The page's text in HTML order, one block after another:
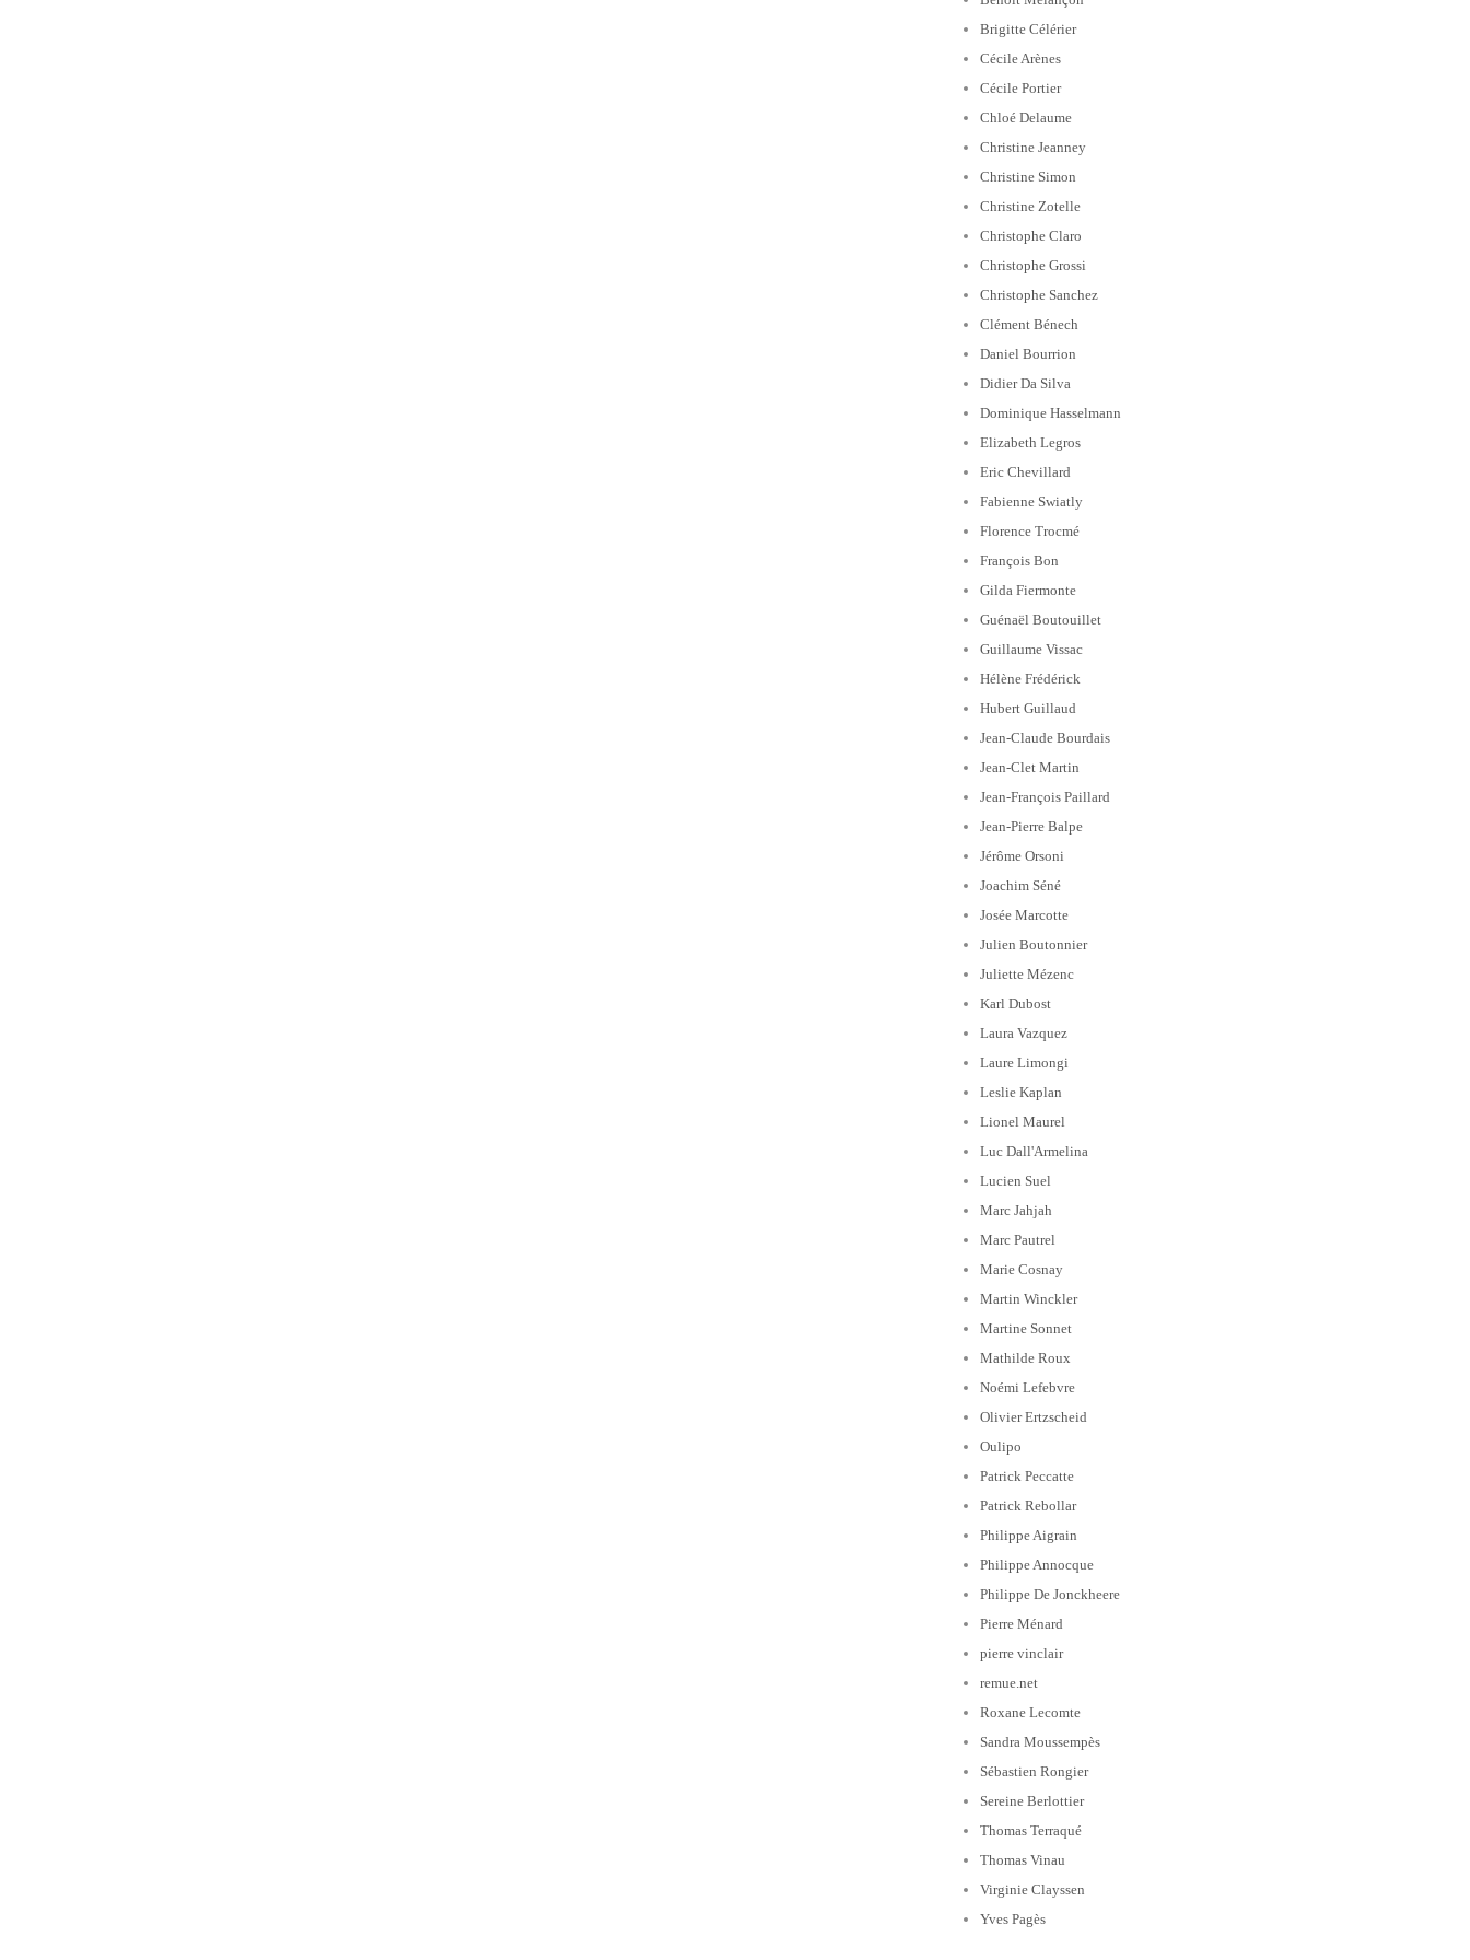
Brigitte Célérier
Cécile Arènes
Cécile Portier
Chloé Delaume
Christine Jeanney
Christine Simon
Christine Zotelle
Christophe Claro
Christophe Grossi
Christophe Sanchez
Clément Bénech
Daniel Bourrion
Didier Da Silva
Dominique Hasselmann
Elizabeth Legros
Eric Chevillard
Fabienne Swiatly
Florence Trocmé
François Bon
Gilda Fiermonte
Guénaël Boutouillet
Guillaume Vissac
Hélène Frédérick
Hubert Guillaud
Jean-Claude Bourdais
Jean-Clet Martin
Jean-François Paillard
Jean-Pierre Balpe
Jérôme Orsoni
Joachim Séné
Josée Marcotte
Julien Boutonnier
Juliette Mézenc
Karl Dubost
Laura Vazquez
Laure Limongi
Leslie Kaplan
Lionel Maurel
Luc Dall'Armelina
Lucien Suel
Marc Jahjah
Marc Pautrel
Marie Cosnay
Martin Winckler
Martine Sonnet
Mathilde Roux
Noémi Lefebvre
Olivier Ertzscheid
Oulipo
Patrick Peccatte
Patrick Rebollar
Philippe Aigrain
Philippe Annocque
Philippe De Jonckheere
Pierre Ménard
pierre vinclair
remue.net
Roxane Lecomte
Sandra Moussempès
Sébastien Rongier
Sereine Berlottier
Thomas Terraqué
Thomas Vinau
Virginie Clayssen
Yves Pagès